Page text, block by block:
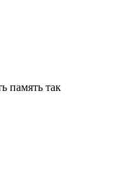
память так